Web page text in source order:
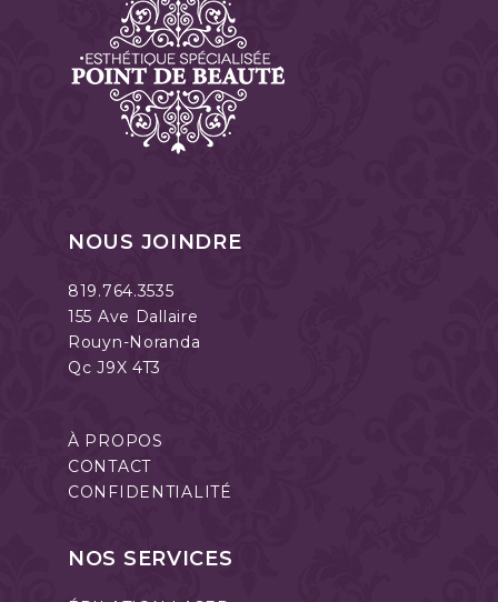
NOUS JOINDRE
819.764.3535
155 Ave Dallaire
Rouyn-Noranda
Qc J9X 4T3
À PROPOS
CONTACT
CONFIDENTIALITÉ
NOS SERVICES